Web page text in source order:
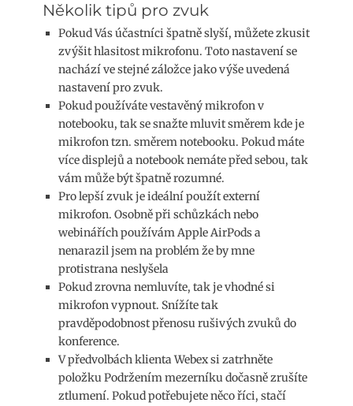
Několik tipů pro zvuk
Pokud Vás účastníci špatně slyší, můžete zkusit
zvýšit hlasitost mikrofonu. Toto nastavení se
nachází ve stejné záložce jako výše uvedená
nastavení pro zvuk.
Pokud používáte vestavěný mikrofon v
notebooku, tak se snažte mluvit směrem kde je
mikrofon tzn. směrem notebooku. Pokud máte
více displejů a notebook nemáte před sebou, tak
vám může být špatně rozumné.
Pro lepší zvuk je ideální použít externí
mikrofon. Osobně při schůzkách nebo
webinářích používám Apple AirPods a
nenarazil jsem na problém že by mne
protistrana neslyšela
Pokud zrovna nemluvíte, tak je vhodné si
mikrofon vypnout. Snížíte tak
pravděpodobnost přenosu rušivých zvuků do
konference.
V předvolbách klienta Webex si zatrhněte
položku Podržením mezerníku dočasně zrušíte
ztlumení. Pokud potřebujete něco říci, stačí